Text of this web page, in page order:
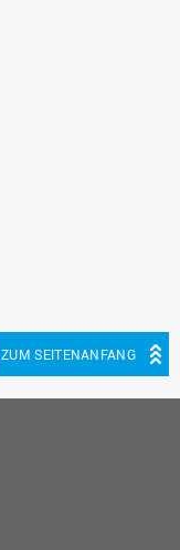
ZUM SEITENANFANG